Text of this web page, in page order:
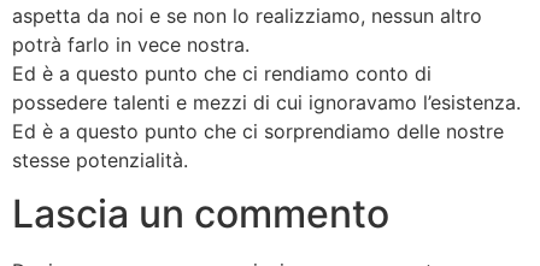
aspetta da noi e se non lo realizziamo, nessun altro
potrà farlo in vece nostra.
Ed è a questo punto che ci rendiamo conto di
possedere talenti e mezzi di cui ignoravamo l’esistenza.
Ed è a questo punto che ci sorprendiamo delle nostre
stesse potenzialità.
Lascia un commento